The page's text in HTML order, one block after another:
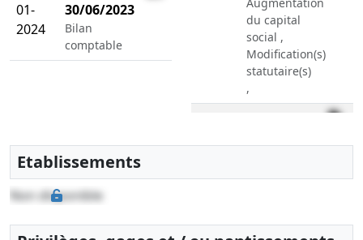
01-
2024
30/06/2023
Bilan
comptable
du capital
social ,
Modification(s)
statutaire(s)
,
du
apports
Etablissements
Non disponible